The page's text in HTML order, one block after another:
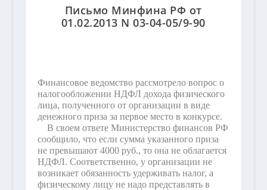
Письмо Минфина РФ от
01.02.2013 N 03-04-05/9-90
Финансовое ведомство рассмотрело вопрос о
налогообложении НДФЛ дохода физического
лица, полученного от организации в виде
денежного приза за первое место в конкурсе.
В своем ответе Министерство финансов РФ
сообщило, что если сумма указанного приза
не превышают 4000 руб., то она не облагается
НДФЛ. Соответственно, у организации не
возникает обязанность удерживать налог, а
физическому лицу не надо представлять в